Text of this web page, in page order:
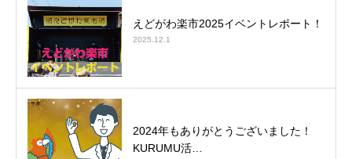
えどがわ楽市2025イベントレポート！
2025.12.1
2024年もありがとうございました！
KURUMU活…